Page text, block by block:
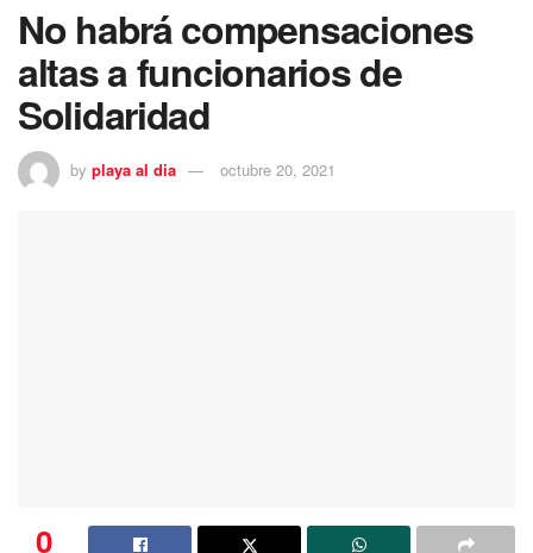
No habrá compensaciones
altas a funcionarios de
Solidaridad
by playa al dia octubre 20, 2021
0